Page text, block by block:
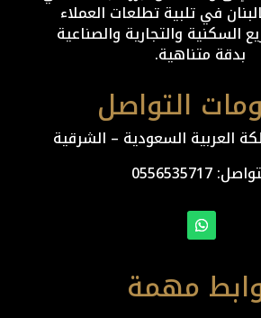
في تلبية تطلعات العملاء
السكنية والتجارية والصناعية
بدقة متناهية.
التواصل
العربية السعودية – الشرقية
0556535717
مهمة